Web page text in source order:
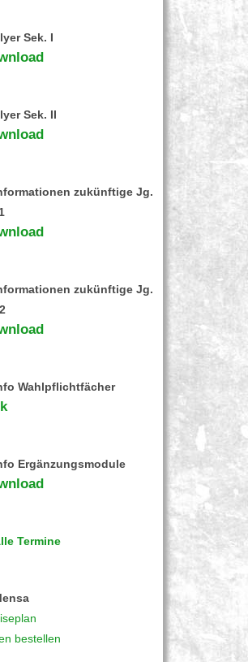
Sek. I
Sek. II
zukünftige Jg.
zukünftige Jg.
Wahlpflichtfächer
Ergänzungsmodule
Termine
bestellen